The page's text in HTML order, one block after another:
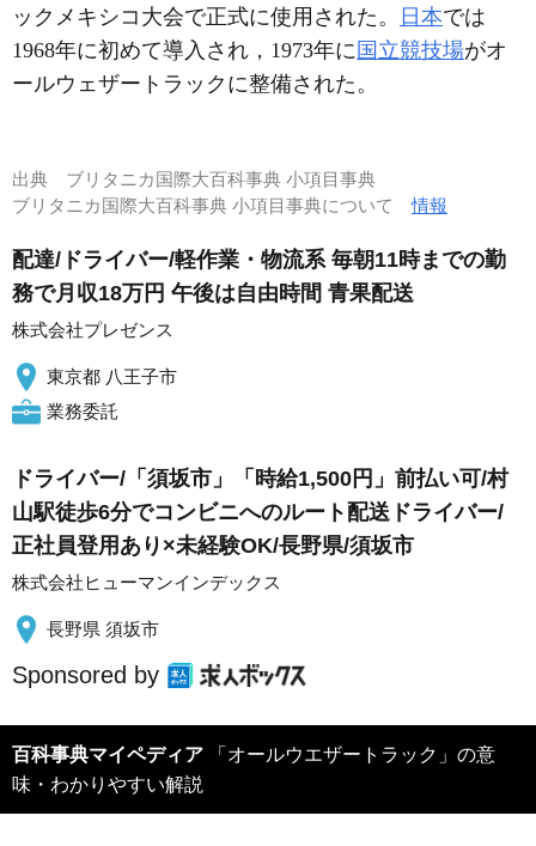
ックメキシコ大会で正式に使用された。
日本では
1968年に初めて導入され，1973年に 国立競技場がオ
ールウェザートラックに整備された。
出典 ブリタニカ国際大百科事典 小項目事典
ブリタニカ国際大百科事典 小項目事典について情報
配達/ドライバー/軽作業・物流系 毎朝11時までの勤
務で月収18万円 午後は自由時間 青果配送
株式会社プレゼンス
東京都 八王子市
業務委託
ドライバー/「須坂市」「時給1,500円」前払い可/村
山駅徒歩6分でコンビニへのルート配送ドライバー/
正社員登用あり×未経験OK/長野県/須坂市
株式会社ヒューマンインデックス
長野県 須坂市
Sponsored by
百科事典マイペディア 「オールウエザートラック」の意
味・わかりやすい解説